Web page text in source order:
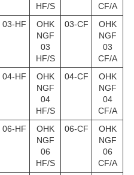
HF/S
CF/A
03-HF
OHK
NGF
03
HF/S
03-CF
OHK
NGF
03
CF/A
04-HF
OHK
NGF
04
HF/S
04-CF
OHK
NGF
04
CF/A
06-HF
OHK
NGF
06
HF/S
06-CF
OHK
NGF
06
CF/A